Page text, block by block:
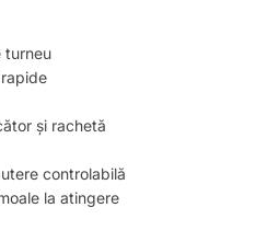
turneu
și rachetă
controlabilă
la atingere